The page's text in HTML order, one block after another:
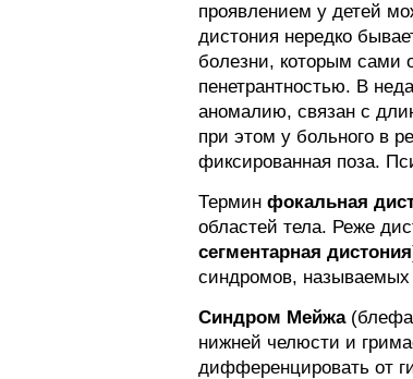
проявлением у детей
дистония нередко
болезни, которым сами
пенетрантностью. В
аномалию, связан с
при этом у больного в
фиксированная поза.
Термин фокальная
областей тела. Реже
сегментарная дистония
синдромов, называемых
Синдром Мейжа
нижней челюсти и
дифференцировать от